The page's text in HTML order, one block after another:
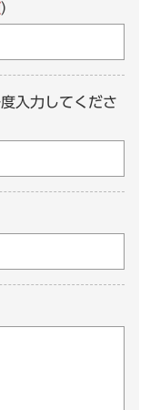
）
入力してくださ